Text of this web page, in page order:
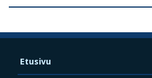
Etusivu